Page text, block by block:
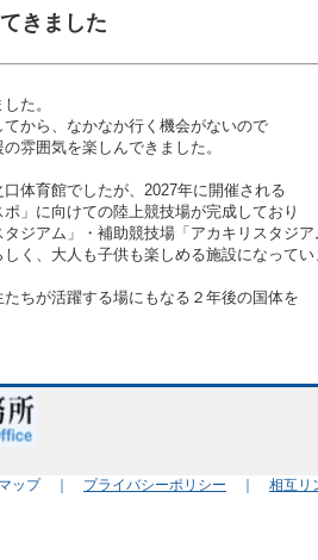
きました
た。
から、なかなか行く機会がないので
雰囲気を楽しんできました。
体育館でしたが、2027年に開催される
ポ」に向けての陸上競技場が完成しており
ジアム」・補助競技場「アカキリスタジ
く、大人も子供も楽しめる施設になって
ちが活躍する場にもなる２年後の国体を
ップ ｜ プライバシーポリシー ｜ 相互リ